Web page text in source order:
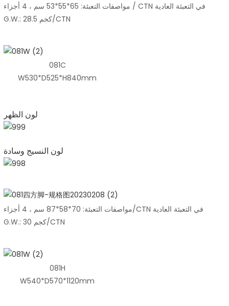
مواصفات التعبئة: 65*55*53 سم ، 4 أجزاء / CTN في التعبئة العادية
G.W.: 28.5 كجم/CTN
081C
W530*D525*H840mm
لون الظهر
لون النسيج وسادة
مواصفات التعبئة: 70*58*87 سم ، 4 أجزاء/CTN في التعبئة العادية
G.W.: 30 كجم/CTN
081H
W540*D570*1120mm